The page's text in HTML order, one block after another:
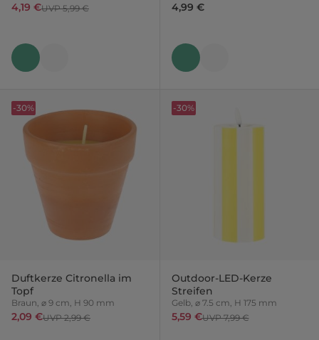
4,19 €UVP 5,99 € 4,99 €
Duftkerze Citronella im
Topf
Braun, ⌀ 9 cm, H 90 mm
2,09 €UVP 2,99 €
-30%
Outdoor-LED-Kerze
Streifen
Gelb, ⌀ 7.5 cm, H 175 mm
5,59 €UVP 7,99 €
-30%